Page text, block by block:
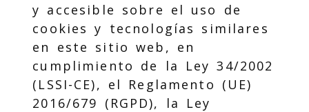
y accesible sobre el uso de
cookies y tecnologías similares
en este sitio web, en
cumplimiento de la Ley 34/2002
(LSSI-CE), el Reglamento (UE)
2016/679 (RGPD), la Ley